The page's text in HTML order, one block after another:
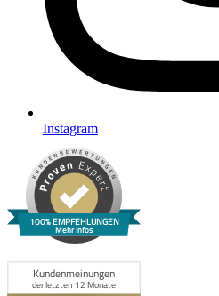
Instagram
100% EMPFEHLUNGEN
Mehr Infos